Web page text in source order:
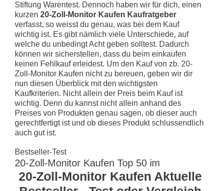
Stiftung Warentest. Dennoch haben wir für dich, einen
kurzen 20-Zoll-Monitor Kaufen Kaufratgeber
verfasst, so weisst du genau, was bei dem Kauf
wichtig ist. Es gibt nämlich viele Unterschiede, auf
welche du unbedingt Acht geben solltest. Dadurch
können wir sicherstellen, dass du beim einkaufen
keinen Fehlkauf erleidest. Um den Kauf von zb. 20-
Zoll-Monitor Kaufen nicht zu bereuen, geben wir dir
nun diesen Überblick mit den wichtigsten
Kaufkriterien. Nicht allein der Preis beim Kauf ist
wichtig. Denn du kannst nicht allein anhand des
Preises von Produkten genau sagen, ob dieser auch
gerechtfertigt ist und ob dieses Produkt schlussendlich
auch gut ist.
Bestseller-Test
20-Zoll-Monitor Kaufen Top 50 im
20-Zoll-Monitor Kaufen Aktuelle